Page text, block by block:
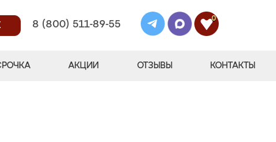
8 (800) 511-89-55
0
АКЦИИ ОТЗЫВЫ КОНТАКТЫ